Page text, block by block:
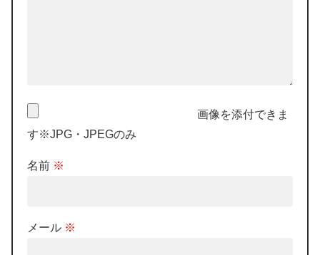
画像を添付できま
す※JPG・JPEGのみ
名前 ※
メール ※